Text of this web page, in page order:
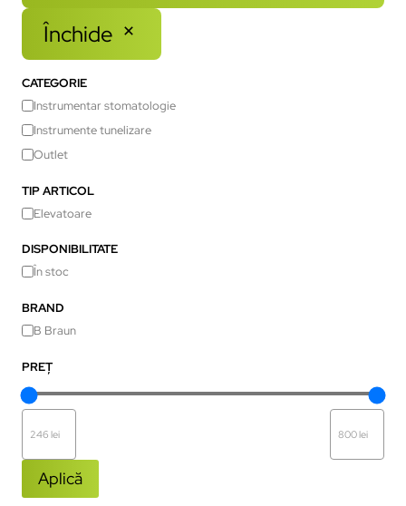
Închide
CATEGORIE
Instrumentar stomatologie
Instrumente tunelizare
Outlet
TIP ARTICOL
Elevatoare
DISPONIBILITATE
În stoc
BRAND
B Braun
PREȚ
Aplică